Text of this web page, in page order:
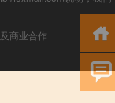
商业合作